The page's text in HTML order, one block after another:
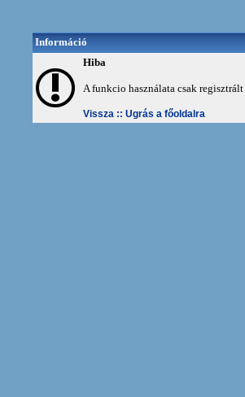
Információ
Hiba
A funkcio használata csak
Vissza :: Ugrás a főoldalra